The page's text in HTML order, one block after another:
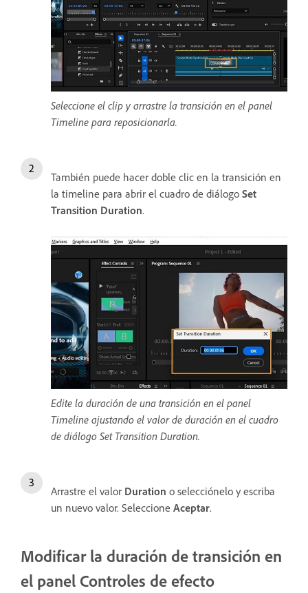
Seleccione el clip y arrastre la transición en el panel
Timeline para reposicionarla.
También puede hacer doble clic en la transición en
la timeline para abrir el cuadro de diálogo Set
Transition Duration.
Edite la duración de una transición en el panel
Timeline ajustando el valor de duración en el cuadro
de diálogo Set Transition Duration.
Arrastre el valor Duration o selecciónelo y escriba
un nuevo valor. Seleccione Aceptar.
Modificar la duración de transición en
el panel Controles de efecto